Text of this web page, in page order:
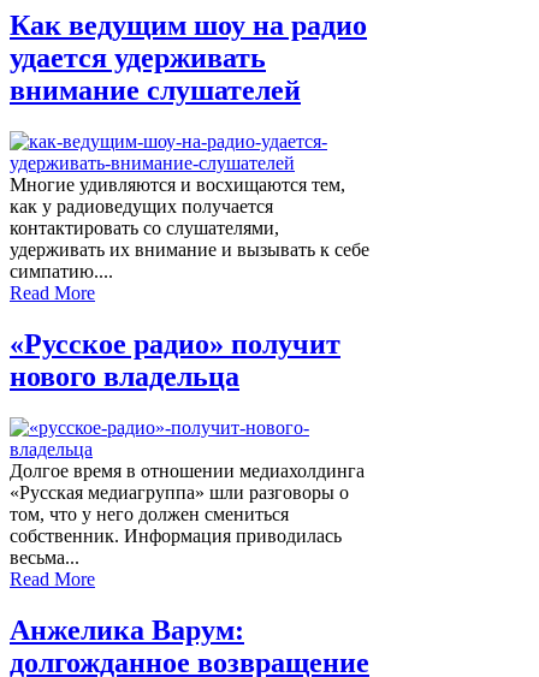
Как ведущим шоу на радио
удается удерживать
внимание слушателей
Многие удивляются и восхищаются тем,
как у радиоведущих получается
контактировать со слушателями,
удерживать их внимание и вызывать к себе
симпатию....
Read More
«Русское радио» получит
нового владельца
Долгое время в отношении медиахолдинга
«Русская медиагруппа» шли разговоры о
том, что у него должен смениться
собственник. Информация приводилась
весьма...
Read More
Анжелика Варум:
долгожданное возвращение